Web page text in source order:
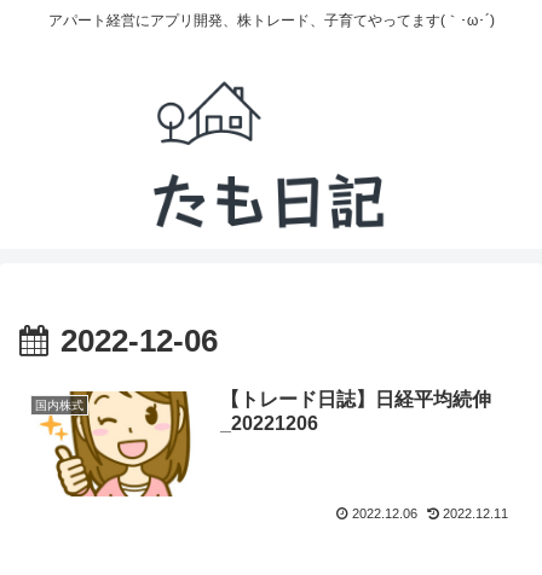
アパート経営にアプリ開発、株トレード、子育てやってます(｀･ω･´)
2022-12-06
国内株式
【トレード日誌】日経平均続伸
_20221206
2022.12.06 2022.12.11